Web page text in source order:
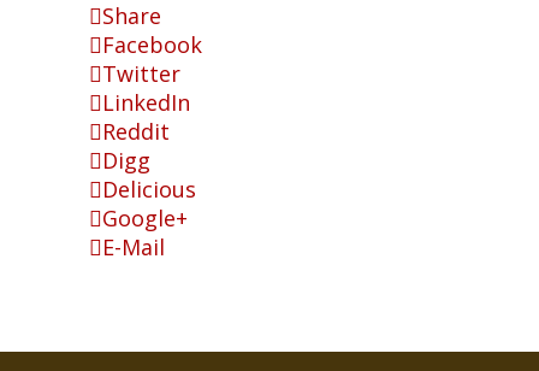
Share
Facebook
Twitter
LinkedIn
Reddit
Digg
Delicious
Google+
E-Mail